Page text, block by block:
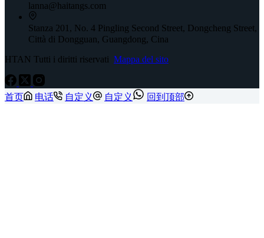
lanna@haitangs.com
Stanza 201, No. 4 Pingling Second Street, Dongcheng Street,
Città di Dongguan, Guangdong, Cina
HTAN Tutti i diritti riservati Mappa del sito
首页 电话 自定义 自定义 回到顶部